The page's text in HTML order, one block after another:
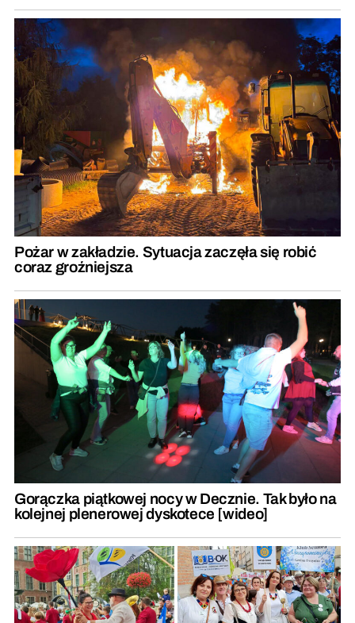
Pożar w zakładzie. Sytuacja zaczęła się robić
coraz groźniejsza
Gorączka piątkowej nocy w Decznie. Tak było na
kolejnej plenerowej dyskotece [wideo]